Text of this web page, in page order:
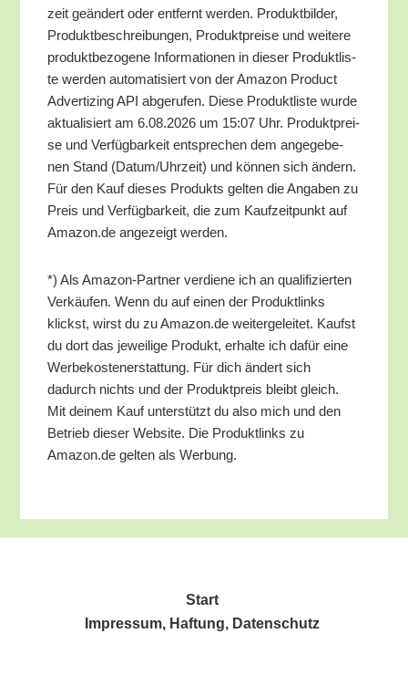
zeit geän­dert oder ent­fernt wer­den. Pro­dukt­bil­der,
Pro­dukt­be­schrei­bun­gen, Pro­dukt­prei­se und wei­te­re
pro­dukt­be­zo­ge­ne Infor­ma­tio­nen in die­ser Pro­dukt­lis­
te wer­den auto­ma­ti­siert von der Ama­zon Pro­duct
Adver­tiz­ing API abge­ru­fen. Die­se Pro­dukt­lis­te wur­de
aktua­li­siert am 6.08.2026 um 15:07 Uhr. Pro­dukt­prei­
se und Ver­füg­bar­keit ent­spre­chen dem ange­ge­be­
nen Stand (Datum/​Uhrzeit) und kön­nen sich ändern.
Für den Kauf die­ses Pro­dukts gel­ten die Anga­ben zu
Preis und Ver­füg­bar­keit, die zum Kauf­zeit­punkt auf
Amazon.de ange­zeigt werden.
*) Als Ama­zon-Part­ner ver­die­ne ich an qua­li­fi­zier­ten
Ver­käu­fen. Wenn du auf einen der Pro­dukt­links
klickst, wirst du zu Amazon.de wei­ter­ge­lei­tet. Kaufst
du dort das jewei­li­ge Pro­dukt, erhal­te ich dafür eine
Wer­be­kos­ten­er­stat­tung. Für dich ändert sich
dadurch nichts und der Pro­dukt­preis bleibt gleich.
Mit dei­nem Kauf unter­stützt du also mich und den
Betrieb die­ser Web­site. Die Pro­dukt­links zu
Amazon.de gel­ten als Werbung.
Start
Impres­sum, Haf­tung, Datenschutz